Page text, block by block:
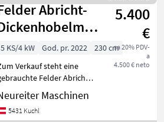
Abricht-
AD5-31
5.400
€
sa 20% PDV-
a
4.500 € neto
5 KS/4 kW God. pr. 2022
230 cm
Verkauf steht eine
Felder Abricht-
AD5-
mit einer Abrichtlänge
1500 mm. Die Maschine
Maschinen
5431 Kuchl